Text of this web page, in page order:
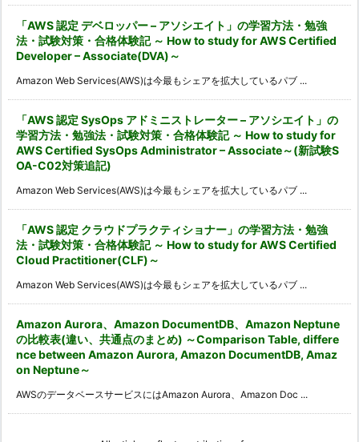
「AWS 認定 デベロッパー – アソシエイト」の学習方法・勉強
法・試験対策・合格体験記 ～ How to study for AWS Certified
Developer – Associate(DVA)～
Amazon Web Services(AWS)は今最もシェアを拡大しているパブ ...
「AWS 認定 SysOps アドミニストレーター – アソシエイト」の
学習方法・勉強法・試験対策・合格体験記 ～ How to study for
AWS Certified SysOps Administrator – Associate～(新試験S
OA-C02対策追記)
Amazon Web Services(AWS)は今最もシェアを拡大しているパブ ...
「AWS 認定 クラウドプラクティショナー」の学習方法・勉強
法・試験対策・合格体験記 ～ How to study for AWS Certified
Cloud Practitioner(CLF)～
Amazon Web Services(AWS)は今最もシェアを拡大しているパブ ...
Amazon Aurora、Amazon DocumentDB、Amazon Neptune
の比較表(違い、共通点のまとめ) ～Comparison Table, differe
nce between Amazon Aurora, Amazon DocumentDB, Amaz
on Neptune～
AWSのデータベースサービスにはAmazon Aurora、Amazon Doc ...